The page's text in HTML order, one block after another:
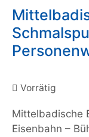
Vorrätig
Mittelbadische
Eisenbahn –